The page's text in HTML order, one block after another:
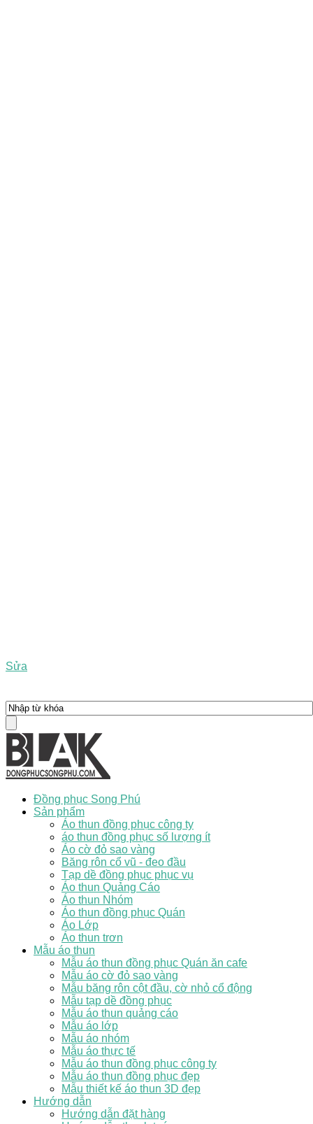
Sửa
Đồng phục Song Phú
Sản phẩm
Áo thun đồng phục công ty
áo thun đồng phục số lượng ít
Áo cờ đỏ sao vàng
Băng rôn cổ vũ - đeo đầu
Tạp dề đồng phục phục vụ
Áo thun Quảng Cáo
Áo thun Nhóm
Áo thun đồng phục Quán
Áo Lớp
Áo thun trơn
Mẫu áo thun
Mẫu áo thun đồng phục Quán ăn cafe
Mẫu áo cờ đỏ sao vàng
Mẫu băng rôn cột đầu, cờ nhỏ cổ động
Mẫu tạp dề đồng phục
Mẫu áo thun quảng cáo
Mẫu áo lớp
Mẫu áo nhóm
Mẫu áo thực tế
Mẫu áo thun đồng phục công ty
Mẫu áo thun đồng phục đẹp
Mẫu thiết kế áo thun 3D đẹp
Hướng dẫn
Hướng dẫn đặt hàng